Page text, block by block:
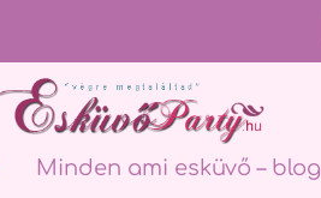
Minden ami esküvő – blog